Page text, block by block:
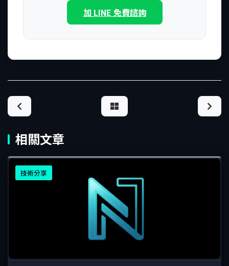
加 LINE 免費諮詢
相關文章
技術分享